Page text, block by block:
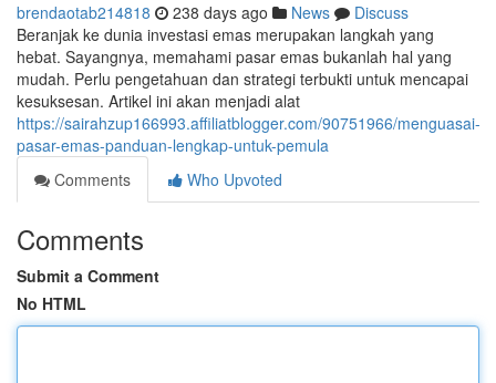
brendaotab214818 238 days ago News
Discuss
Beranjak ke dunia investasi emas merupakan langkah yang
hebat. Sayangnya, memahami pasar emas bukanlah hal yang
mudah. Perlu pengetahuan dan strategi terbukti untuk mencapai
kesuksesan. Artikel ini akan menjadi alat
https://sairahzup166993.affiliatblogger.com/90751966/menguasai-
pasar-emas-panduan-lengkap-untuk-pemula
Comments
Who Upvoted
Comments
Submit a Comment
No HTML